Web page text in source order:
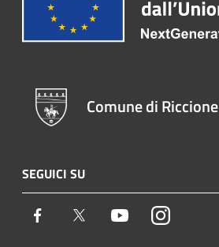
Comune di Riccione
SEGUICI SU
Facebook Twitter YoutubeInstagram